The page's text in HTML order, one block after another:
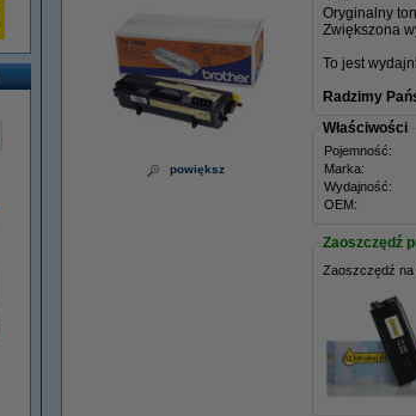
powiększ
Oryginalny
Zwiększona
To jest
Radzimy
Właściwości
Pojemność:
Marka:
Wydajność:
OEM:
Zaoszczędź
Zaoszczędź